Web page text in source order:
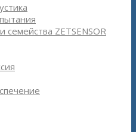
ZETSENSOR